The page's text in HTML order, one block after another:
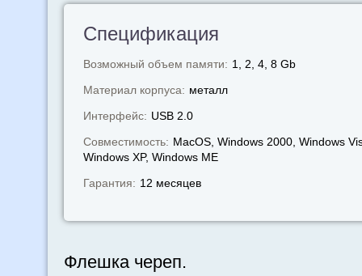
Спецификация
Возможный объем памяти: 1, 2, 4, 8 Gb
Материал корпуса: металл
Интерфейс: USB 2.0
Совместимость: MacOS, Windows 2000, Windows
Windows XP, Windows МЕ
Гарантия: 12 месяцев
Флешка череп.